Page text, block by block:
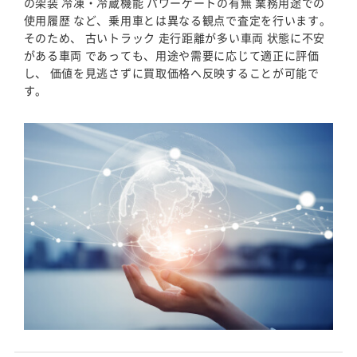
使用履歴 など、乗用車とは異なる観点で査定を行います。
そのため、 古いトラック 走行距離が多い車両 状態に不安
がある車両 であっても、用途や需要に応じて適正に評価
し、 価値を見逃さずに買取価格へ反映することが可能で
す。